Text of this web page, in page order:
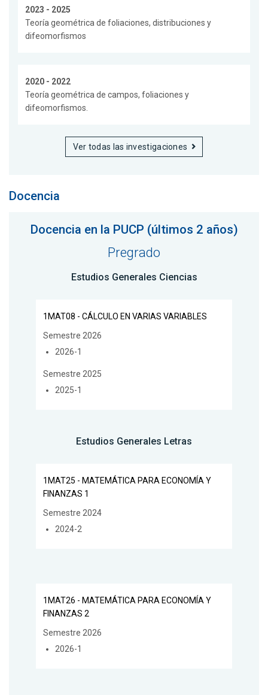
2023 - 2025
Teoría geométrica de foliaciones, distribuciones y
difeomorfismos
2020 - 2022
Teoría geométrica de campos, foliaciones y
difeomorfismos.
Ver todas las investigaciones
Docencia
Docencia en la PUCP (últimos 2 años)
Pregrado
Estudios Generales Ciencias
1MAT08 - CÁLCULO EN VARIAS VARIABLES
Semestre 2026
2026-1
Semestre 2025
2025-1
Estudios Generales Letras
1MAT25 - MATEMÁTICA PARA ECONOMÍA Y
FINANZAS 1
Semestre 2024
2024-2
1MAT26 - MATEMÁTICA PARA ECONOMÍA Y
FINANZAS 2
Semestre 2026
2026-1